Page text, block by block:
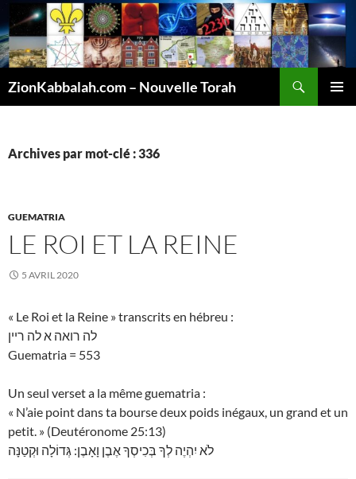
ZionKabbalah.com – Nouvelle Torah
Archives par mot-clé : 336
GUEMATRIA
LE ROI ET LA REINE
5 AVRIL 2020
« Le Roi et la Reine » transcrits en hébreu :
לה רואה א לה ריין
Guematria = 553
Un seul verset a la même guematria :
« N’aie point dans ta bourse deux poids inégaux, un grand et un
petit. » (Deutéronome 25:13)
לֹא יִהְיֶה לְךָ בְּכִיסְךָ אֶבֶן וָאָבֶן: גְּדוֹלָה וּקְטַנָּה